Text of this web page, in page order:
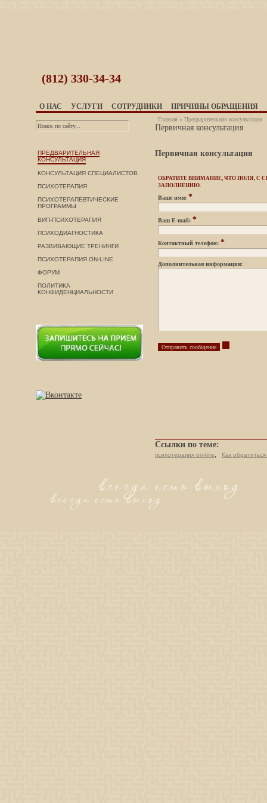
(812) 330-34-34
О НАС УСЛУГИ СОТРУДНИКИ ПРИЧИНЫ ОБРАЩЕНИЯ
ПРЕДВАРИТЕЛЬНАЯ
КОНСУЛЬТАЦИЯ
КОНСУЛЬТАЦИЯ СПЕЦИАЛИСТОВ
ПСИХОТЕРАПИЯ
ПСИХОТЕРАПЕВТИЧЕСКИЕ
ПРОГРАММЫ
ВИП-ПСИХОТЕРАПИЯ
ПСИХОДИАГНОСТИКА
РАЗВИВАЮЩИЕ ТРЕНИНГИ
ПСИХОТЕРАПИЯ ON-LINE
ФОРУМ
ПОЛИТИКА
КОНФИДЕНЦИАЛЬНОСТИ
Главная » Предварительная консультация
Первичная консультация
Первичная консультация
ОБРАТИТЕ ВНИМАНИЕ, ЧТО ПОЛЯ, С
ЗАПОЛНЕНИЮ.
Ваше имя: *
Ваш E-mail: *
Контактный телефон: *
Дополнительная информация:
Ссылки по теме:
психотерапия on-line, Как